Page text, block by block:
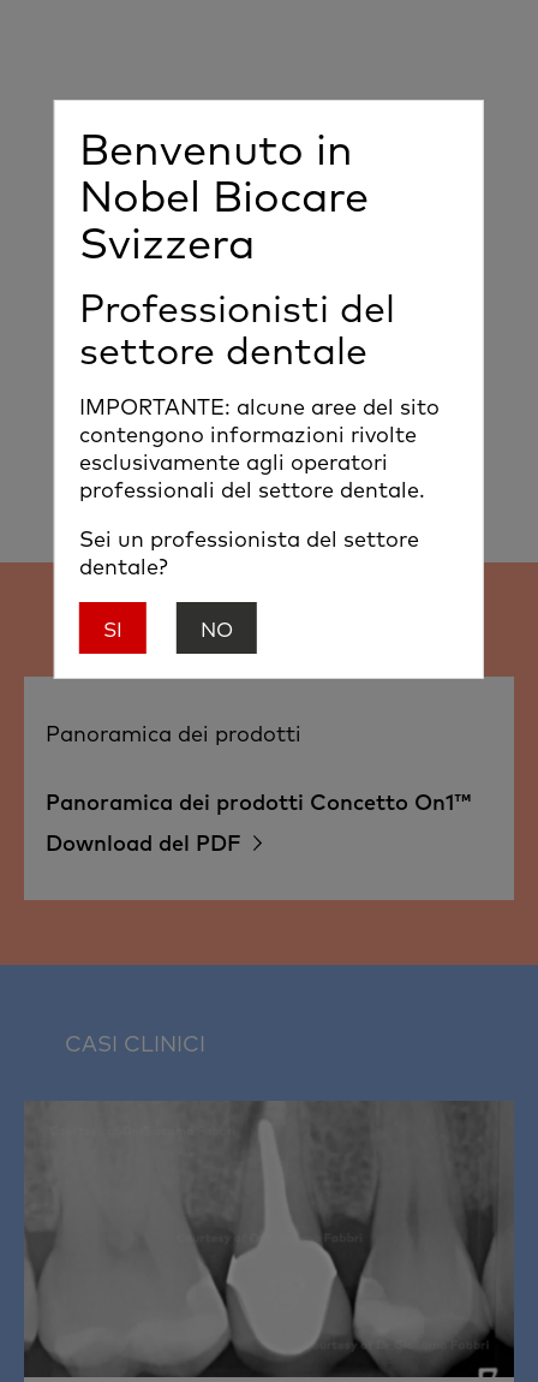
RISORSE
Panoramica dei prodotti
Panoramica dei prodotti Concetto On1™
Download del PDF
CASI CLINICI
Benvenuto in
Nobel Biocare
Svizzera
Professionisti del
settore dentale
IMPORTANTE: alcune aree del sito
contengono informazioni rivolte
esclusivamente agli operatori
professionali del settore dentale.
Sei un professionista del settore
dentale?
SI NO